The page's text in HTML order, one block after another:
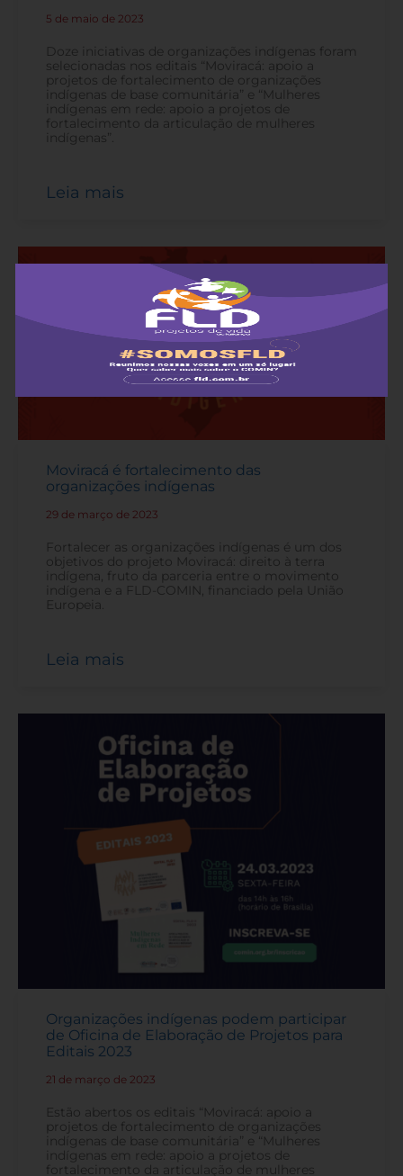
5 de maio de 2023
Doze iniciativas de organizações indígenas foram
selecionadas nos editais “Moviracá: apoio a
projetos de fortalecimento de organizações
indígenas de base comunitária” e “Mulheres
indígenas em rede: apoio a projetos de
fortalecimento da articulação de mulheres
indígenas”.
Leia mais
Moviracá é fortalecimento das
organizações indígenas
29 de março de 2023
Fortalecer as organizações indígenas é um dos
objetivos do projeto Moviracá: direito à terra
indígena, fruto da parceria entre o movimento
indígena e a FLD-COMIN, financiado pela União
Europeia.
Leia mais
Organizações indígenas podem participar
de Oficina de Elaboração de Projetos para
Editais 2023
21 de março de 2023
Estão abertos os editais “Moviracá: apoio a
projetos de fortalecimento de organizações
indígenas de base comunitária” e “Mulheres
indígenas em rede: apoio a projetos de
fortalecimento da articulação de mulheres